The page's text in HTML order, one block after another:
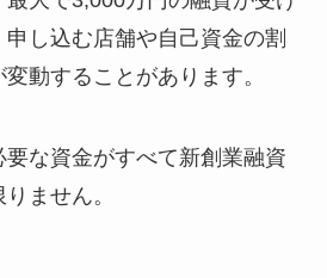
し込む店舗や自己資金の割
動することがあります。
な資金がすべて新創業融資
ません。